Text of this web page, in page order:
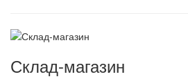
Склад-магазин